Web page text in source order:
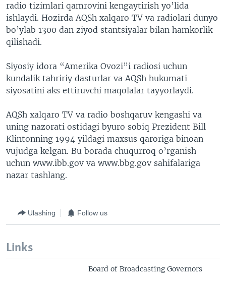
radio tizimlari qamrovini kengaytirish yo’lida
ishlaydi. Hozirda AQSh xalqaro TV va radiolari dunyo
bo’ylab 1300 dan ziyod stantsiyalar bilan hamkorlik
qilishadi.
Siyosiy idora “Amerika Ovozi”i radiosi uchun
kundalik tahririy dasturlar va AQSh hukumati
siyosatini aks ettiruvchi maqolalar tayyorlaydi.
AQSh xalqaro TV va radio boshqaruv kengashi va
uning nazorati ostidagi byuro sobiq Prezident Bill
Klintonning 1994 yildagi maxsus qaroriga binoan
vujudga kelgan. Bu borada chuqurroq o’rganish
uchun www.ibb.gov va www.bbg.gov sahifalariga
nazar tashlang.
Ulashing Follow us
Links
Board of Broadcasting Governors